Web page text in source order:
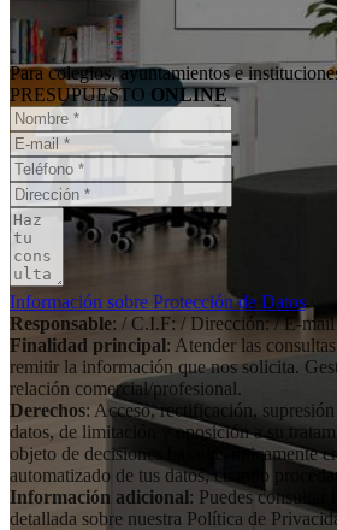
Para colegios, ayuntamientos e
PRESUPUESTO ONLINE
Información sobre Protección de Datos
Responsable: / C.I.F: / Dirección: / E-mail
Finalidad principal: Atender las
remitir la información que nos solicita.
relación comercial/profesional.
Derechos: Acceso, rectificación,
datos, de limitación y oposición a su
objeto de decisiones basadas únicamente
automatizado de tus datos, cuando
Información adicional: Puedes
detallada sobre nuestra Política de